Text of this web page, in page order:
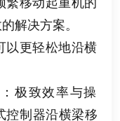
解决方案。
以更轻松地沿横
：极致效率与操
控制器沿横梁移